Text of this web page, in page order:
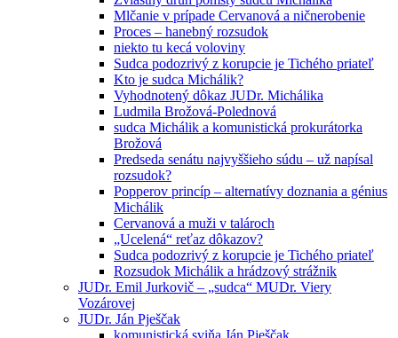
Mlčanie v prípade Cervanová a ničnerobenie
Proces – hanebný rozsudok
niekto tu kecá voloviny
Sudca podozrivý z korupcie je Tichého priateľ
Kto je sudca Michálik?
Vyhodnotený dôkaz JUDr. Michálika
Ludmila Brožová-Polednová
sudca Michálik a komunistická prokurátorka
Brožová
Predseda senátu najvyššieho súdu – už napísal
rozsudok?
Popperov princíp – alternatívy doznania a génius
Michálik
Cervanová a muži v talároch
„Ucelená“ reťaz dôkazov?
Sudca podozrivý z korupcie je Tichého priateľ
Rozsudok Michálik a hrádzový strážnik
JUDr. Emil Jurkovič – „sudca“ MUDr. Viery
Vozárovej
JUDr. Ján Pješčak
komunistická sviňa Ján Pješčak